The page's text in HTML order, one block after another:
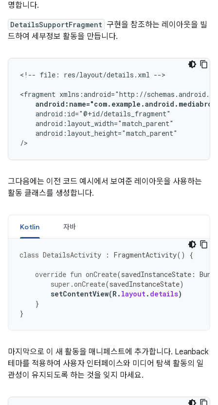
명합니다.
DetailsSupportFragment 구현을 참조하는 레이아웃을 빌
드하여 세부정보 활동을 만듭니다.
<!-- file: res/layout/details.xml -->
<fragment
android:layout_height="match_parent"
/>
그다음에는 이전 코드 예시에서 보여준 레이아웃을 사용하는
활동 클래스를 생성합니다.
Kotlin 자바
class DetailsActivity : FragmentActivity() {
override fun onCreate(savedInstanceState :
super .onCreate(savedInstanceState)
setContentView(R. layout. details)
}
}
마지막으로 이 새 활동을 매니페스트에 추가합니다. Leanback
테마를 적용하여 사용자 인터페이스와 미디어 탐색 활동의 일
관성이 유지되도록 하는 것을 잊지 마세요.